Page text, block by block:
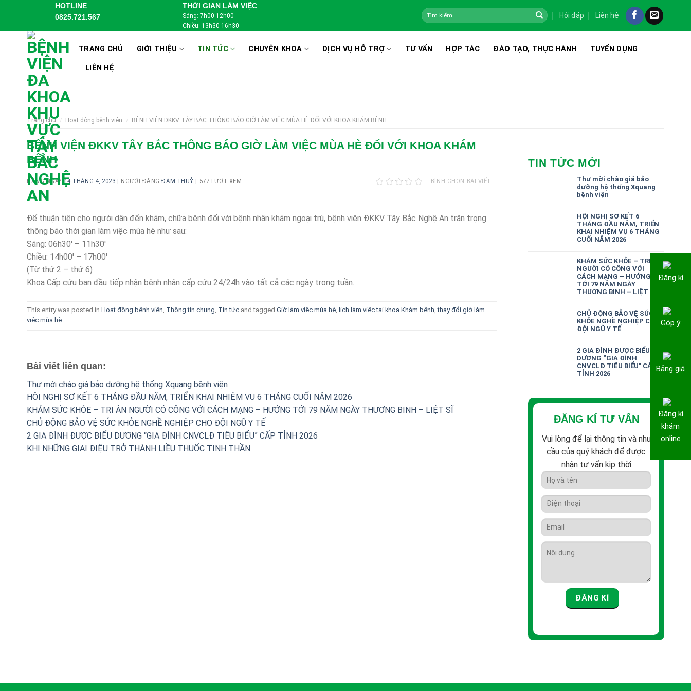
content
HOTLINE
0825.721.567
THỜI GIAN LÀM VIỆC
Sáng: 7h00-12h00
Chiều: 13h30-16h30
Hỏi đáp Liên hệ
TRANG CHỦ GIỚI THIỆU TIN TỨC CHUYÊN KHOA DỊCH VỤ HỖ TRỢ TƯ VẤN HỢP TÁC ĐÀO TẠO, THỰC HÀNH TUYỂN DỤNG
LIÊN HỆ
Trang chủ / Hoạt động bệnh viện / BỆNH VIỆN ĐKKV TÂY BẮC THÔNG BÁO GIỜ LÀM VIỆC MÙA HÈ ĐỐI VỚI KHOA KHÁM BỆNH
BỆNH VIỆN ĐKKV TÂY BẮC THÔNG BÁO GIỜ LÀM VIỆC MÙA HÈ ĐỐI VỚI KHOA KHÁM
BỆNH
ĐĂNG NGÀY 14 THÁNG 4, 2023 | NGƯỜI ĐĂNGĐÀM THUỶ | 577 LƯỢT XEM BÌNH CHỌN BÀI VIẾT
Để thuận tiện cho người dân đến khám, chữa bệnh đối với bệnh nhân khám ngoại trú, bệnh viện ĐKKV Tây Bắc Nghệ An trân trọng
thông báo thời gian làm việc mùa hè như sau:
Sáng: 06h30′ – 11h30′
Chiều: 14h00′ – 17h00′
(Từ thứ 2 – thứ 6)
Khoa Cấp cứu ban đầu tiếp nhận bệnh nhân cấp cứu 24/24h vào tất cả các ngày trong tuần.
This entry was posted in Hoạt động bệnh viện Thông tin chung Tin tức and tagged Giờ làm việc mùa hè lịch làm việc tại khoa Khám bệnh ,thay đổi giờ làm
việc mùa hè
Bài viết liên quan:
Thư mời chào giá bảo dưỡng hệ thống Xquang bệnh viện
HỘI NGHỊ SƠ KẾT 6 THÁNG ĐẦU NĂM, TRIỂN KHAI NHIỆM VỤ 6 THÁNG CUỐI NĂM 2026
KHÁM SỨC KHỎE – TRI ÂN NGƯỜI CÓ CÔNG VỚI CÁCH MẠNG – HƯỚNG TỚI 79 NĂM NGÀY THƯƠNG BINH – LIỆT SĨ
CHỦ ĐỘNG BẢO VỆ SỨC KHỎE NGHỀ NGHIỆP CHO ĐỘI NGŨ Y TẾ
2 GIA ĐÌNH ĐƯỢC BIỂU DƯƠNG “GIA ĐÌNH CNVCLĐ TIÊU BIỂU” CẤP TỈNH 2026
KHI NHỮNG GIAI ĐIỆU TRỞ THÀNH LIỀU THUỐC TINH THẦN
TIN TỨC MỚI
Thư mời chào giá bảo
dưỡng hệ thống Xquang
bệnh viện
HỘI NGHỊ SƠ KẾT 6
THÁNG ĐẦU NĂM, TRIỂN
KHAI NHIỆM VỤ 6 THÁNG
CUỐI NĂM 2026
KHÁM SỨC KHỎE – TRI ÂN
NGƯỜI CÓ CÔNG VỚI
CÁCH MẠNG – HƯỚNG
TỚI 79 NĂM NGÀY
THƯƠNG BINH – LIỆT SĨ
CHỦ ĐỘNG BẢO VỆ SỨC
KHỎE NGHỀ NGHIỆP CHO
ĐỘI NGŨ Y TẾ
2 GIA ĐÌNH ĐƯỢC BIỂU
DƯƠNG “GIA ĐÌNH
CNVCLĐ TIÊU BIỂU” CẤP
TỈNH 2026
ĐĂNG KÍ TƯ VẤN
Vui lòng để lại thông tin và nhu
cầu của quý khách để được
nhận tư vấn kịp thời
Đăng kí
Góp ý
Bảng giá
Đăng kí
khám
online